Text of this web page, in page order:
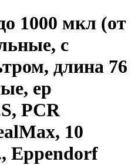
1000 мкл (от
с
длина 76
ep
PCR
10
Eppendorf